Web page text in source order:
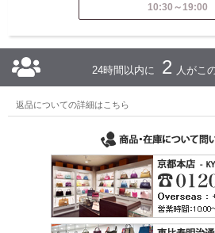
10:30～19:00
24時間以内に 2 人がこ
返品についての詳細はこちら